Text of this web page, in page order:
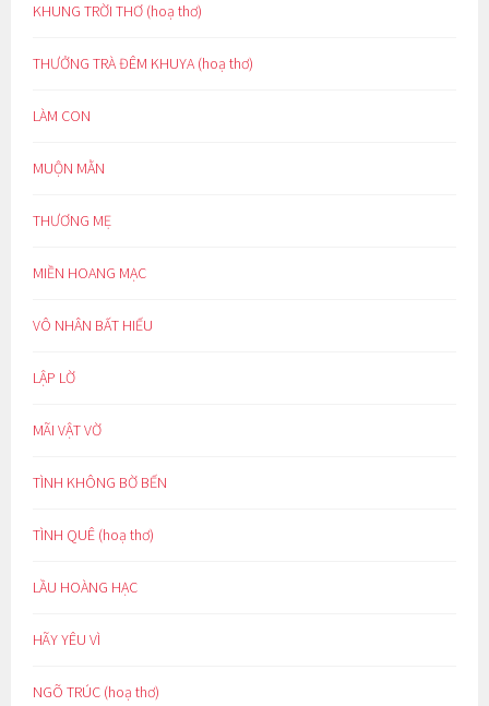
KHUNG TRỜI THƠ (hoạ thơ)
THƯỞNG TRÀ ĐÊM KHUYA (hoạ thơ)
LÀM CON
MUỘN MẰN
THƯƠNG MẸ
MIỀN HOANG MẠC
VÔ NHÂN BẤT HIẾU
LẬP LỜ
MÃI VẬT VỜ
TÌNH KHÔNG BỜ BẾN
TÌNH QUÊ (hoạ thơ)
LẦU HOÀNG HẠC
HÃY YÊU VÌ
NGÕ TRÚC (hoạ thơ)